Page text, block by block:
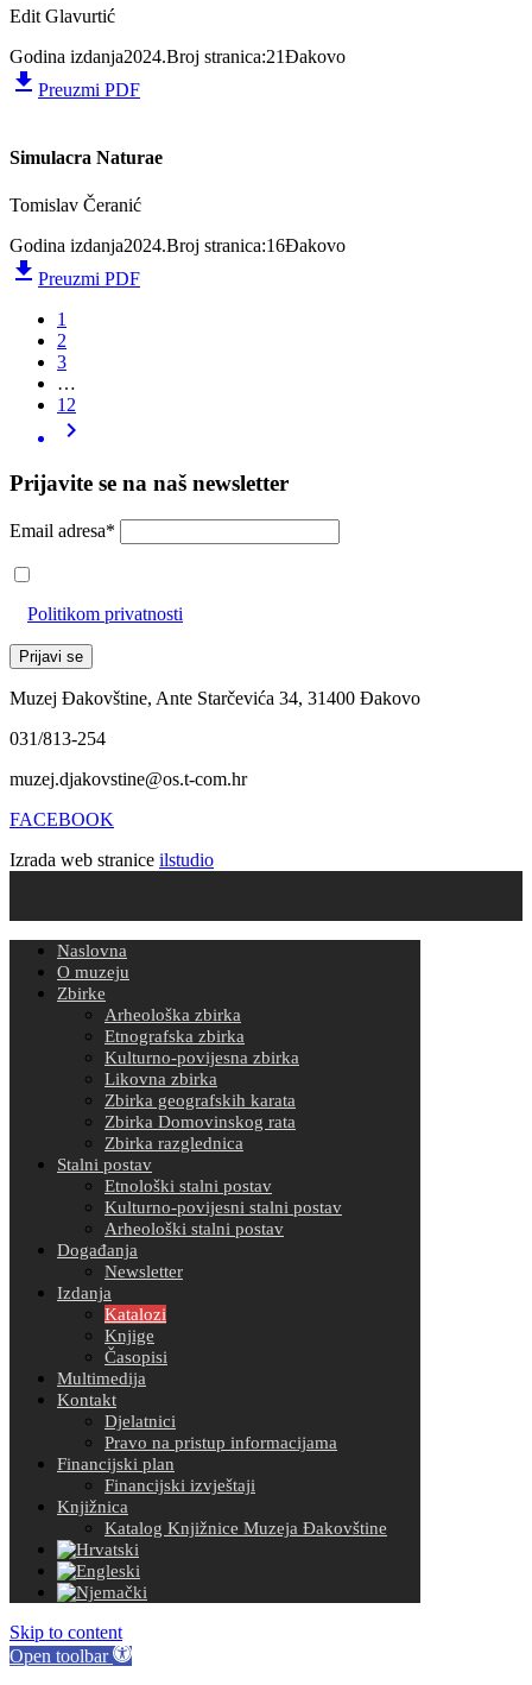
Edit Glavurtić
Godina izdanja2024.Broj stranica:21Đakovo
file_download Preuzmi PDF
Simulacra Naturae
Tomislav Čeranić
Godina izdanja2024.Broj stranica:16Đakovo
file_download Preuzmi PDF
1
2
3
…
12
chevron_right
Prijavite se na naš newsletter
Email adresa*
Politikom privatnosti
Muzej Đakovštine, Ante Starčevića 34, 31400 Đakovo
031/813-254
muzej.djakovstine@os.t-com.hr
FACEBOOK
Izrada web stranice ilstudio
Naslovna
O muzeju
Zbirke
Arheološka zbirka
Etnografska zbirka
Kulturno-povijesna zbirka
Likovna zbirka
Zbirka geografskih karata
Zbirka Domovinskog rata
Zbirka razglednica
Stalni postav
Etnološki stalni postav
Kulturno-povijesni stalni postav
Arheološki stalni postav
Događanja
Newsletter
Izdanja
Katalozi
Knjige
Časopisi
Multimedija
Kontakt
Djelatnici
Pravo na pristup informacijama
Financijski plan
Financijski izvještaji
Knjižnica
Katalog Knjižnice Muzeja Đakovštine
Skip to content
Open toolbar